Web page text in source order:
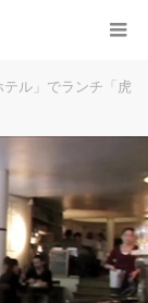
ル」でランチ「虎